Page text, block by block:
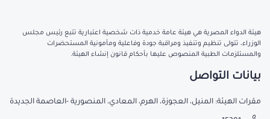
هيئة الدواء المصرية هي هيئة عامة خدمية ذات شخصية اعتبارية تتبع رئيس مجلس
الوزراء، تتولى تنظيم وتنفيذ ومراقبة جودة وفاعلية ومأمونية المستحضرات
والمستلزمات الطبية المنصوص عليها بأحكام قانون إنشاء الهيئة.
بيانات التواصل
مقرات الهيئة: المنيل، العجوزة، الهرم، المعادي، المنصورية -العاصمة الجديدة